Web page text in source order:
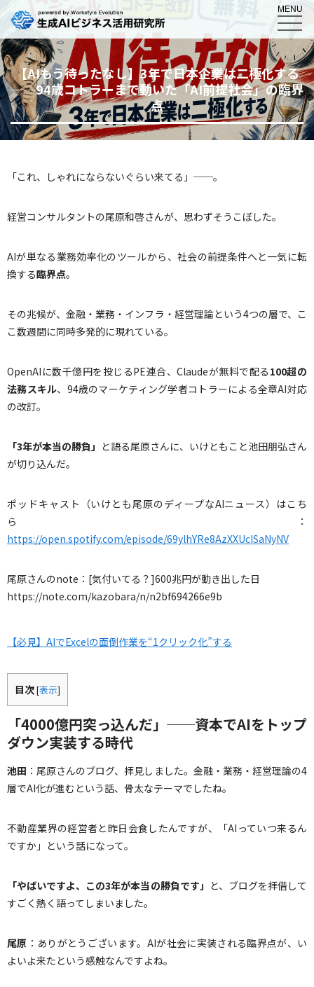
MENU
【AIもう待ったなし】3年で日本企業は二極化する
──94歳コトラーまで動いた「AI前提社会」の臨界
点
「これ、しゃれにならないぐらい来てる」──。
経営コンサルタントの尾原和啓さんが、思わずそうこぼした。
AIが単なる業務効率化のツールから、社会の前提条件へと一気に転
換する臨界点。
その兆候が、金融・業務・インフラ・経営理論という4つの層で、こ
こ数週間に同時多発的に現れている。
OpenAIに数千億円を投じるPE連合、Claudeが無料で配る 100超の
法務スキル、94歳のマーケティング学者コトラーによる全章AI対応
の改訂。
「3年が本当の勝負」 と語る尾原さんに、いけともこと池田朋弘さん
が切り込んだ。
ポッドキャスト（いけとも尾原のディープなAIニュース）はこち
ら：
https://open.spotify.com/episode/69ylhYRe8AzXXUcISaNyNV
尾原さんのnote：[気付いてる？]600兆円が動き出した日
https://note.com/kazobara/n/n2bf694266e9b
【必見】AIでExcelの面倒作業を“1クリック化”する
目次[表示]
「4000億円突っ込んだ」──資本でAIをトップ
ダウン実装する時代
池田 ：尾原さんのブログ、拝見しました。金融・業務・経営理論の4
層でAI化が進むという話、骨太なテーマでしたね。
不動産業界の経営者と昨日会食したんですが、「AIっていつ来るん
ですか」という話になって。
「やばいですよ、この3年が本当の勝負です」 と、ブログを拝借して
すごく熱く語ってしまいました。
尾原 ：ありがとうございます。AIが社会に実装される臨界点が、い
よいよ来たという感触なんですよね。